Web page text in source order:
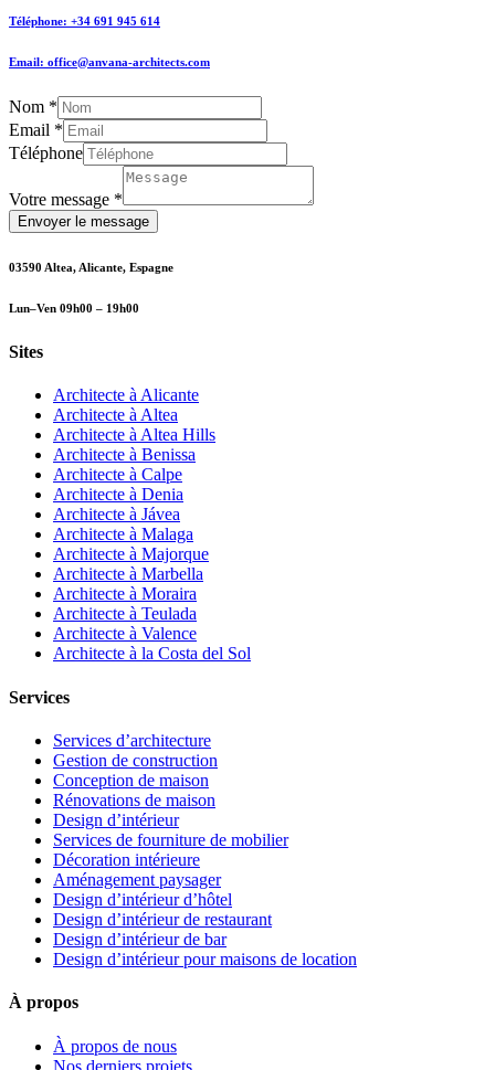
Téléphone: +34 691 945 614
Email: office@anvana-architects.com
Nom *
Email *
message
Votre
Téléphone
Votre message *
Envoyer le message
03590 Altea, Alicante, Espagne
Lun–Ven 09h00 – 19h00
Sites
Architecte à Alicante
Architecte à Altea
Architecte à Altea Hills
Architecte à Benissa
Architecte à Calpe
Architecte à Denia
Architecte à Jávea
Architecte à Malaga
Architecte à Majorque
Architecte à Marbella
Architecte à Moraira
Architecte à Teulada
Architecte à Valence
Architecte à la Costa del Sol
Services
Services d’architecture
Gestion de construction
Conception de maison
Rénovations de maison
Design d’intérieur
Services de fourniture de mobilier
Décoration intérieure
Aménagement paysager
Design d’intérieur d’hôtel
Design d’intérieur de restaurant
Design d’intérieur de bar
Design d’intérieur pour maisons de location
À propos
À propos de nous
Nos derniers projets